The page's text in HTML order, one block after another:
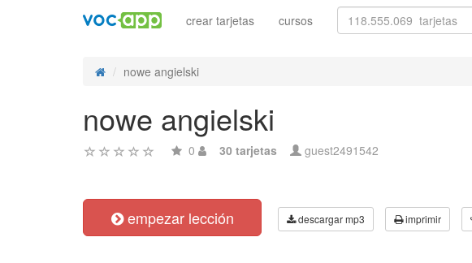
crear tarjetas cursos
nowe angielski
nowe angielski
0 30 tarjetas guest2491542
empezar lección descargar mp3 imprimir